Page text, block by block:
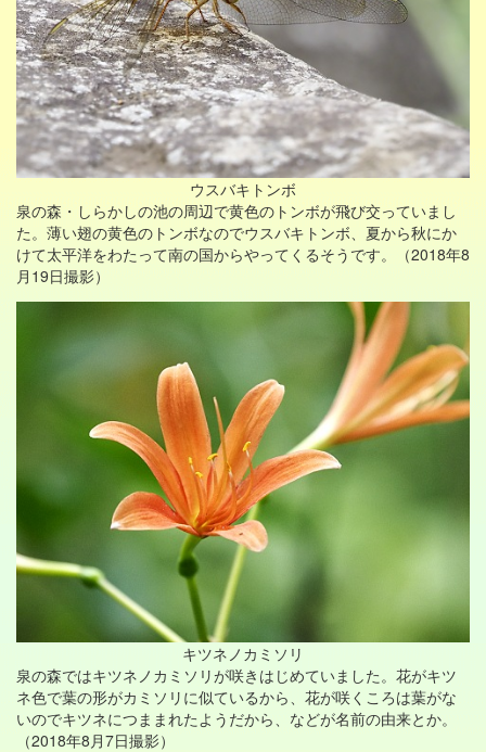
ウスバキトンボ
泉の森・しらかしの池の周辺で黄色のトンボが飛び交っていまし
た。薄い翅の黄色のトンボなのでウスバキトンボ、夏から秋にか
けて太平洋をわたって南の国からやってくるそうです。（2018年8
月19日撮影）
キツネノカミソリ
泉の森ではキツネノカミソリが咲きはじめていました。花がキツ
ネ色で葉の形がカミソリに似ているから、花が咲くころは葉がな
いのでキツネにつままれたようだから、などが名前の由来とか。
（2018年8月7日撮影）